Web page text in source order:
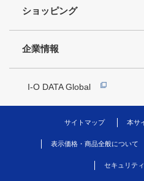
ショッピング
企業情報
I-O DATA Global
サイトマップ 本サ
表示価格・商品全般について
セキュリテ